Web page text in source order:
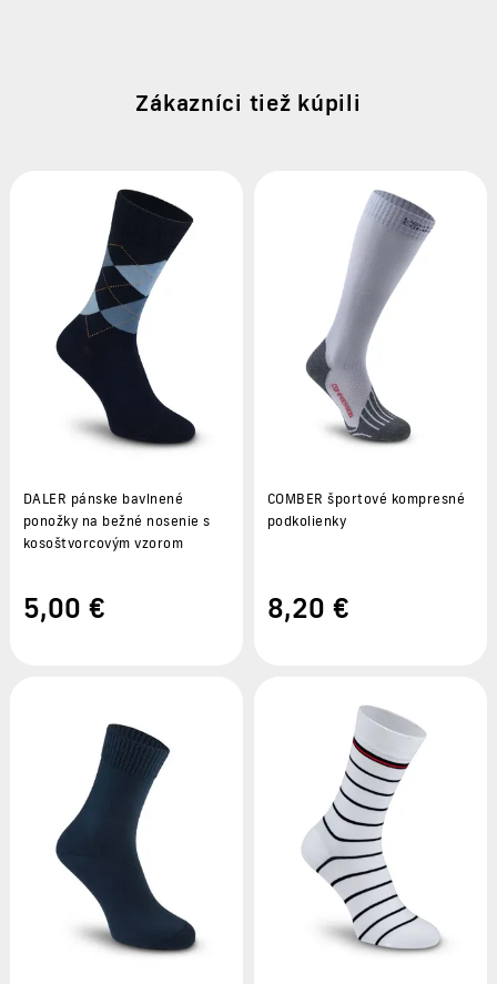
Zákazníci tiež kúpili
DALER pánske bavlnené
ponožky na bežné nosenie s
kosoštvorcovým vzorom
5,00 €
COMBER športové kompresné
podkolienky
8,20 €